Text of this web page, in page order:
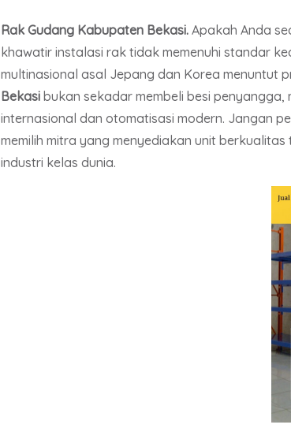
Rak Gudang Kabupaten Bekasi. Apakah Anda
khawatir instalasi rak tidak memenuhi standar
multinasional asal Jepang dan Korea menuntut
Bekasibukan sekadar membeli besi penyangga,
internasional dan otomatisasi modern. Jangan
memilih mitra yang menyediakan unit
industri kelas dunia.